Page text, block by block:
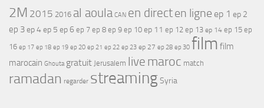
2M 2015 2016 al aoula CAN en directen ligne ep 1 ep 2
ep 3ep 4ep 5 ep 6 ep 7 ep 8 ep 9 ep 10 ep 11 ep 12 ep 13 ep 14 ep 15 ep
16 ep 17 ep 18 ep 19 ep 20 ep 21 ep 22 ep 23 ep 27 ep 28 ep 30 film film
marocain Ghouta gratuit Jerusalem live maroc match
ramadan regarder streamingSyria